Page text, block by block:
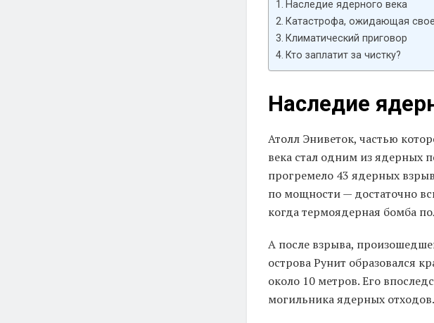
Наследие ядерного века
Катастрофа, ожидающая
Климатический приговор
Кто заплатит за чистку?
Наследие
Атолл Эниветок, частью
века стал одним из ядерных
прогремело 43 ядерных
по мощности — достаточно
когда термоядерная бомба
А после взрыва,
острова Рунит образовался
около 10 метров. Его
могильника ядерных отходов.